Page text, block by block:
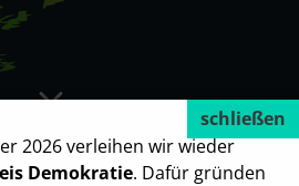
2026 verleihen wir wieder
Demokratie. Dafür gründen